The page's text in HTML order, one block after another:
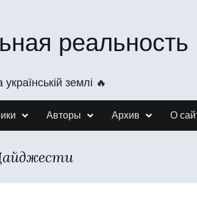
реальность
землі 🔥
Авторы Архив О